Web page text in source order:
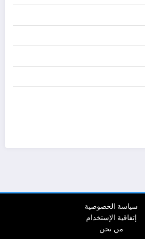
سياسة الخصوصية
إتفاقية الإستخدام
من نحن